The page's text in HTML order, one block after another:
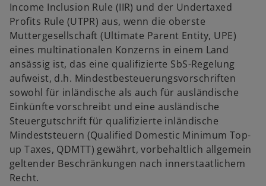
Income Inclusion Rule (IIR) und der Undertaxed
Profits Rule (UTPR) aus, wenn die oberste
Muttergesellschaft (Ultimate Parent Entity, UPE)
eines multinationalen Konzerns in einem Land
ansässig ist, das eine qualifizierte SbS-Regelung
aufweist, d.h. Mindestbesteuerungsvorschriften
sowohl für inländische als auch für ausländische
Einkünfte vorschreibt und eine ausländische
Steuergutschrift für qualifizierte inländische
Mindeststeuern (Qualified Domestic Minimum Top-
up Taxes, QDMTT) gewährt, vorbehaltlich allgemein
geltender Beschränkungen nach innerstaatlichem
Recht.